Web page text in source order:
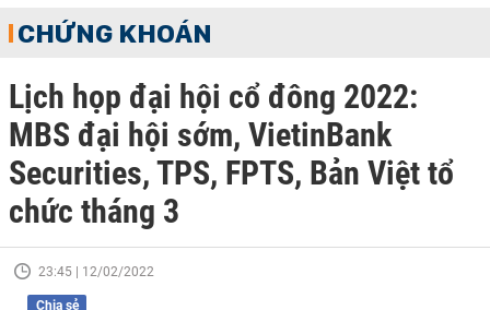
CHỨNG KHOÁN
Lịch họp đại hội cổ đông 2022:
MBS đại hội sớm, VietinBank
Securities, TPS, FPTS, Bản Việt tổ
chức tháng 3
23:45 | 12/02/2022
Chia sẻ